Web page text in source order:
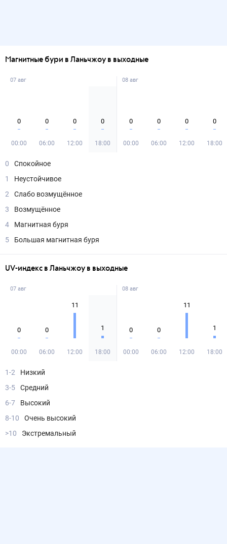
Магнитные бури в Ланьчжоу в выходные
07 авг
0
00:00
0
06:00
0
12:00
0
18:00
08 авг
0
00:00
0
06:00
0
12:00
0
18:00
0
Спокойное
1
Неустойчивое
2
Слабо возмущённое
3
Возмущённое
4
Магнитная буря
5
Большая магнитная буря
UV-индекс в Ланьчжоу в выходные
07 авг
0
00:00
0
06:00
11
12:00
1
18:00
08 авг
0
00:00
0
06:00
11
12:00
1
18:00
1-2
Низкий
3-5
Средний
6-7
Высокий
8-10
Очень высокий
>10
Экстремальный